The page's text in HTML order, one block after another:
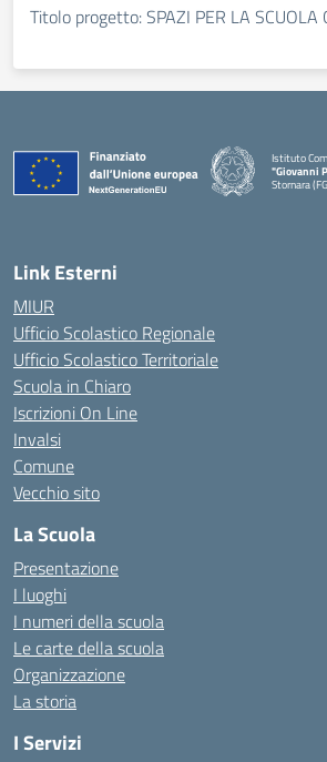
Titolo progetto: SPAZI PER LA SCUOLA
Istituto
"Giovanni
Stornara
Link Esterni
MIUR
Ufficio Scolastico Regionale
Ufficio Scolastico Territoriale
Scuola in Chiaro
Iscrizioni On Line
Invalsi
Comune
Vecchio sito
La Scuola
Presentazione
I luoghi
I numeri della scuola
Le carte della scuola
Organizzazione
La storia
I Servizi